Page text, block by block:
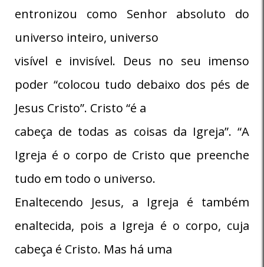
entronizou como Senhor absoluto do
universo inteiro, universo
visível e invisível. Deus no seu imenso
poder “colocou tudo debaixo dos pés de
Jesus Cristo”. Cristo “é a
cabeça de todas as coisas da Igreja”. “A
Igreja é o corpo de Cristo que preenche
tudo em todo o universo.
Enaltecendo Jesus, a Igreja é também
enaltecida, pois a Igreja é o corpo, cuja
cabeça é Cristo. Mas há uma